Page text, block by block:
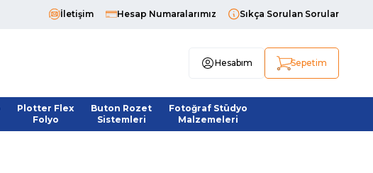
İletişim Hesap Numaralarımız Sıkça Sorulan Sorular
Hesabım Sepetim
Plotter Flex
Folyo
Buton Rozet
Sistemleri
Fotoğraf Stüdyo
Malzemeleri